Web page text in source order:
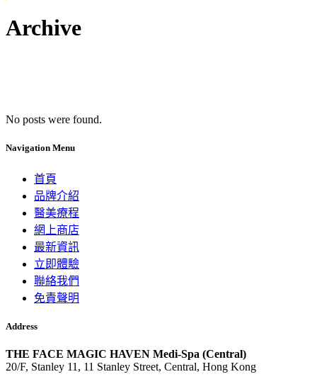
Archive
No posts were found.
Navigation Menu
首頁
品牌介紹
醫美療程
網上商店
最新資訊
立即體驗
聯絡我們
免責聲明
Address
THE FACE MAGIC HAVEN Medi-Spa (Central)
20/F, Stanley 11, 11 Stanley Street, Central, Hong Kong